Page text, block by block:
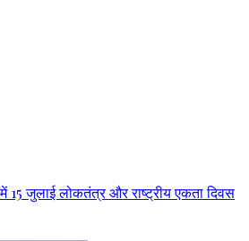
में 15 जुलाई लोकतंत्र और राष्ट्रीय एकता दिवस